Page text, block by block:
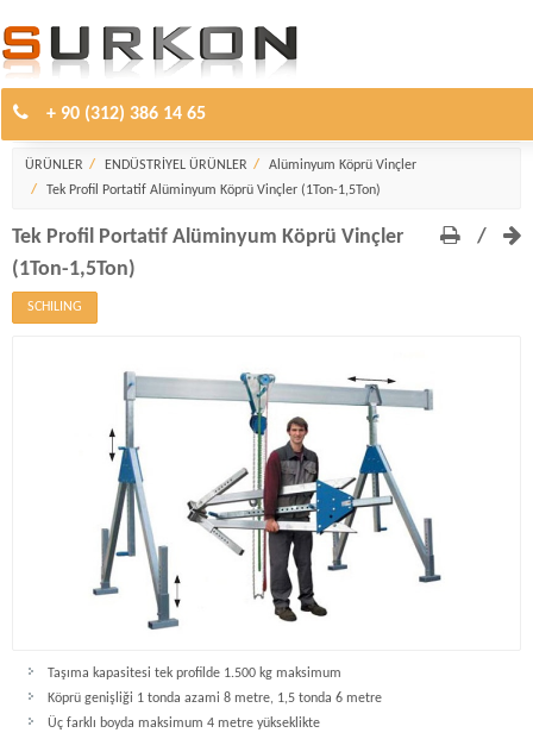
+ 90 (312) 386 14 65
Alüminyum Köprü Vinçler
ÜRÜNLER ENDÜSTRİYEL ÜRÜNLER
Alüminyum Köprü Vinçler
Tek Profil Portatif Alüminyum Köprü Vinçler (1Ton-1,5Ton)
/
Tek Profil Portatif Alüminyum Köprü Vinçler
(1Ton-1,5Ton)
SCHILING
Taşıma kapasitesi tek profilde 1.500 kg maksimum
Köprü genişliği 1 tonda azami 8 metre, 1,5 tonda 6 metre
Üç farklı boyda maksimum 4 metre yükseklikte